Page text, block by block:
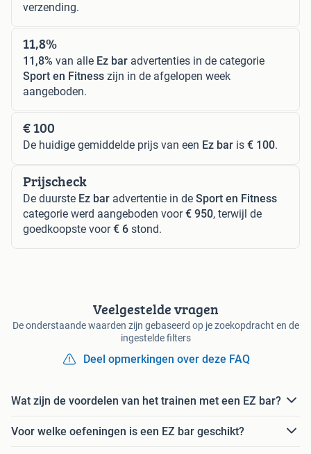
verzending.
11,8%
11,8% van alle Ez bar advertenties in de categorie
Sport en Fitness zijn in de afgelopen week
aangeboden.
€ 100
De huidige gemiddelde prijs van een Ez bar is € 100.
Prijscheck
De duurste Ez bar advertentie in de Sport en Fitness
categorie werd aangeboden voor€ 950, terwijl de
goedkoopste voor€ 6 stond.
Veelgestelde vragen
De onderstaande waarden zijn gebaseerd op je zoekopdracht en de
ingestelde filters
Deel opmerkingen over deze FAQ
Wat zijn de voordelen van het trainen met een EZ bar?
Voor welke oefeningen is een EZ bar geschikt?